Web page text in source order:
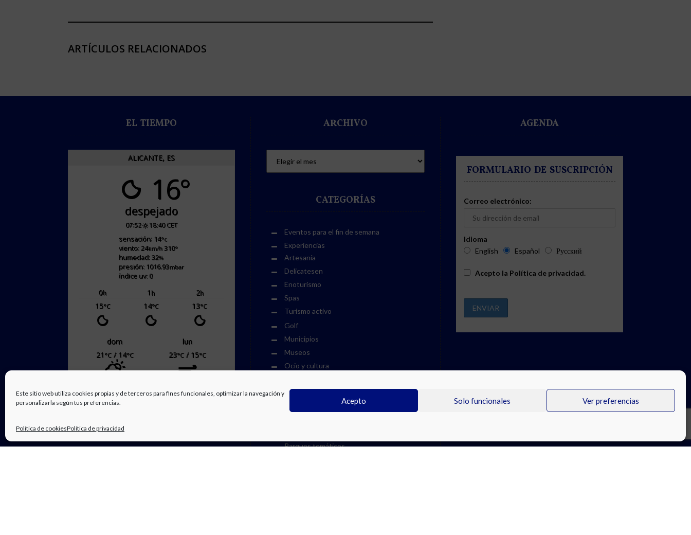
Este sitio web utiliza cookies propias y de terceros para fines funcionales, optimizar la navegación y
personalizarla según tus preferencias.
Acepto Solo funcionales Ver preferencias
Política de cookiesPolítica de privacidad
ARTÍCULOS RELACIONADOS
EL TIEMPO
ALICANTE, ES
16°
despejado
07:52 18:40 CET
sensación: 14°c
viento: 24km/h 310°
humedad: 32%
presión: 1016.93mbar
índice uv: 0
0h 1h 2h
15°C 14°C 13°C
dom
lun
21°C/ 14°C 23°C / 15°C
Alicante, ESpronóstico meteorológico para
ARCHIVO
CATEGORÍAS
Eventos para el fin de semana
Experiencias
Artesanía
Delicatesen
Enoturismo
Spas
Turismo activo
Golf
Municipios
Museos
Ocio y cultura
Eventos deportivos
Parques temáticos
AGENDA
FORMULARIO DE SUSCRIPCIÓN
Correo electrónico:
Idioma
English
Español Русский
Acepto la Política de privacidad.